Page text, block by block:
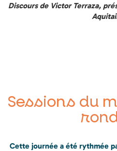
Discours de Victor Terraza,
Sessions du
Cette journée a été rythmée